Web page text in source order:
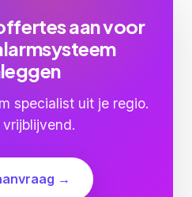
aan voor
specialist uit je regio.
vrijblijvend.
→